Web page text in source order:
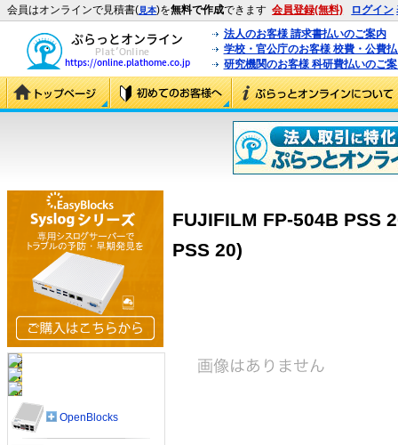
会員はオンラインで見積書(見本)を無料で作成できます 会員登録(無料) ログイン
法人のお客様 請求書払いのご案内
学校・官公庁のお客様 校費・公費
研究機関のお客様 科研費払いのご
FUJIFILM FP-504B PSS
PSS 20)
OpenBlocks